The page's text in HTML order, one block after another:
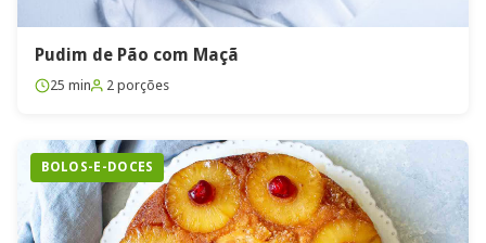
Pudim de Pão com Maçã
25 min 2 porções
BOLOS-E-DOCES